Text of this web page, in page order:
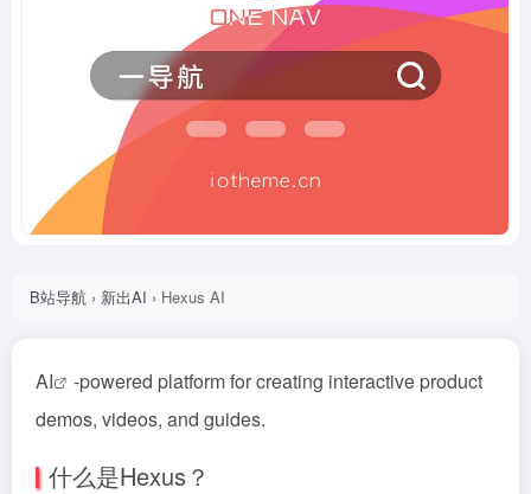
B站导航 › 新出AI › Hexus AI
AI
-powered platform for creating interactive product
demos, videos, and guides.
什么是Hexus？